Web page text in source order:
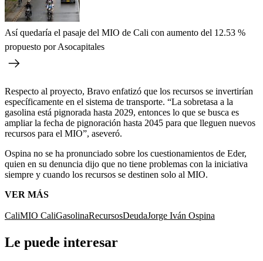
Así quedaría el pasaje del MIO de Cali con aumento del 12.53 %
propuesto por Asocapitales
Respecto al proyecto, Bravo enfatizó que los recursos se invertirían
específicamente en el sistema de transporte. “La sobretasa a la
gasolina está pignorada hasta 2029, entonces lo que se busca es
ampliar la fecha de pignoración hasta 2045 para que lleguen nuevos
recursos para el MIO”, aseveró.
Ospina no se ha pronunciado sobre los cuestionamientos de Eder,
quien en su denuncia dijo que no tiene problemas con la iniciativa
siempre y cuando los recursos se destinen solo al MIO.
VER MÁS
CaliMIO CaliGasolinaRecursosDeudaJorge Iván Ospina
Le puede interesar